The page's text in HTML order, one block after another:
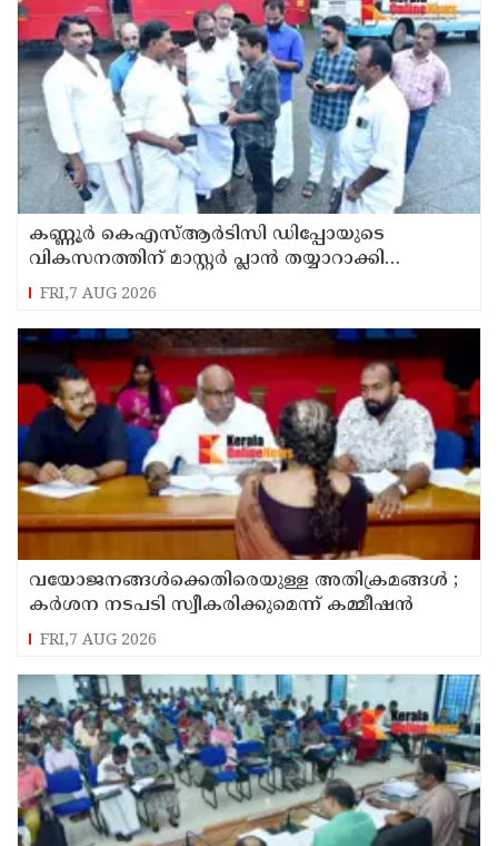
കണ്ണൂർ കെഎസ്ആർടിസി ഡിപ്പോയുടെ
വികസനത്തിന് മാസ്റ്റർ പ്ലാൻ തയ്യാറാക്കി
സമർപ്പിക്കും : ടി ഒ മോഹനൻ എം എൽ എ
FRI,7 AUG 2026
വയോജനങ്ങൾക്കെതിരെയുള്ള അതിക്രമങ്ങൾ ;
കർശന നടപടി സ്വീകരിക്കുമെന്ന് കമ്മീഷൻ
FRI,7 AUG 2026